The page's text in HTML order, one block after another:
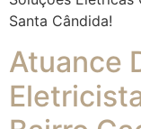
Santa Cândida!
Atuance